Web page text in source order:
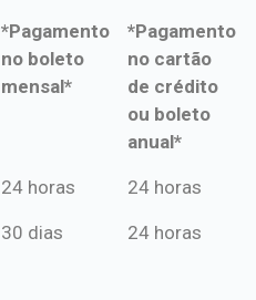
*Pagamento
no boleto
mensal*
*Pagamento
no cartão
de crédito
ou boleto
anual*
*Pagamento
mensal*
*Pagamento
de crédito
24 horas 24 horas
30 dias 24 horas